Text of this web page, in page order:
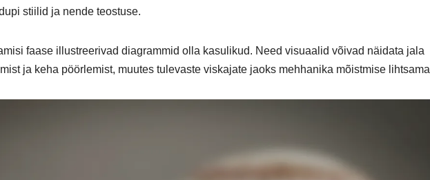
stiilid ja nende teostuse.
faase illustreerivad diagrammid olla kasulikud. Need visuaalid võivad näidata jala
ja keha pöörlemist, muutes tulevaste viskajate jaoks mehhanika mõistmise